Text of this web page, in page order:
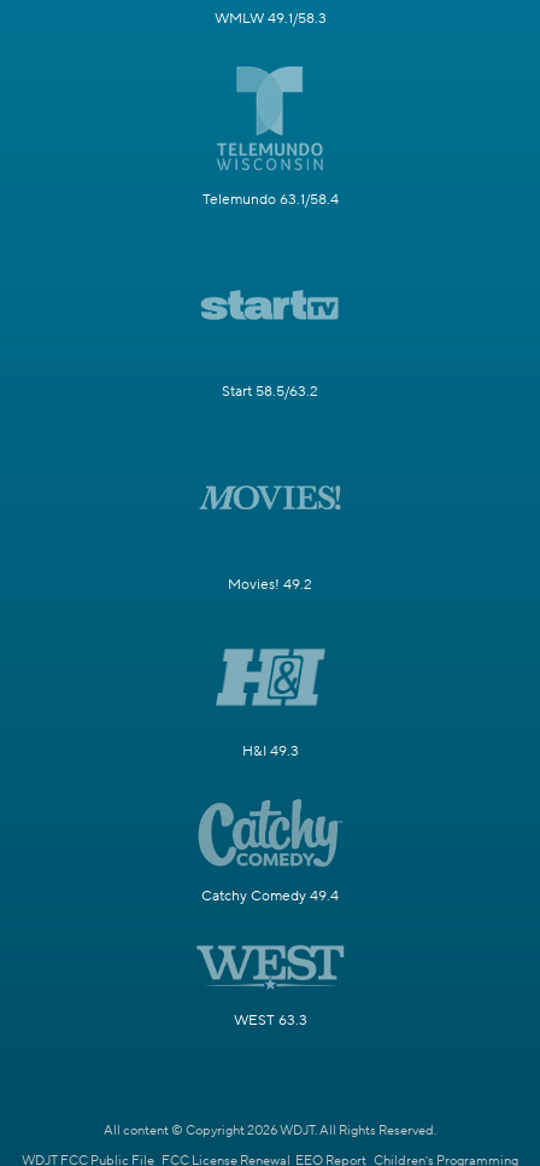
WMLW 49.1/58.3
Telemundo 63.1/58.4
Start 58.5/63.2
Movies! 49.2
H&I 49.3
Catchy Comedy 49.4
WEST 63.3
All content © Copyright 2026 WDJT. All Rights Reserved.
WDJT FCC Public File FCC License Renewal EEO Report Children's Programming